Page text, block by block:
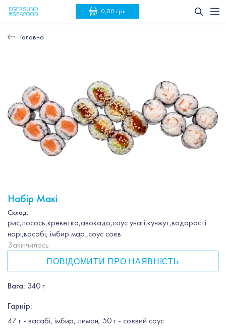
0,00 грн
Головна
Набір Макі
Склад:
рис,лосось,креветка,авокадо,соус унагі,кунжут,водорості
норі,васабі, імбир мар.,соус соєв.
Вага: 340 г
Гарнір:
47 г - васабі, імбир, лимон; 50 г - соєвий соус
Закінчилось
ПОВІДОМИТИ ПРО НАЯВНІСТЬ